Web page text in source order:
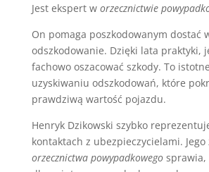
Jest ekspert w orzecznictwie
On pomaga poszkodowanym dostać
odszkodowanie. Dzięki lata praktyki,
fachowo oszacować szkody. To
uzyskiwaniu odszkodowań, które
prawdziwą wartość pojazdu.
Henryk Dzikowski szybko
kontaktach z ubezpieczycielami. Jego
orzecznictwa powypadkowegosprawia,